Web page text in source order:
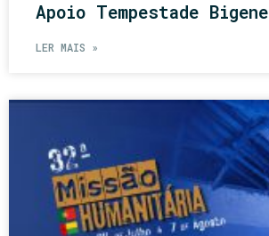
Apoio Tempestade Bigene
LER MAIS »